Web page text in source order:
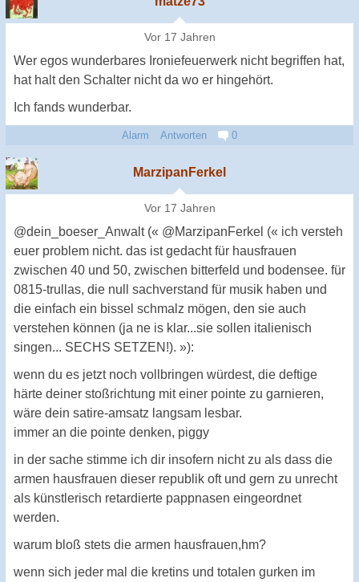
Vor 17 Jahren
Wer egos wunderbares Ironiefeuerwerk nicht begriffen hat,
hat halt den Schalter nicht da wo er hingehört.
Ich fands wunderbar.
Alarm Antworten 0
MarzipanFerkel
Vor 17 Jahren
@dein_boeser_Anwalt (« @MarzipanFerkel (« ich versteh
euer problem nicht. das ist gedacht für hausfrauen
zwischen 40 und 50, zwischen bitterfeld und bodensee. für
0815-trullas, die null sachverstand für musik haben und
die einfach ein bissel schmalz mögen, den sie auch
verstehen können (ja ne is klar...sie sollen italienisch
singen... SECHS SETZEN!). »):
wenn du es jetzt noch vollbringen würdest, die deftige
härte deiner stoßrichtung mit einer pointe zu garnieren,
wäre dein satire-amsatz langsam lesbar.
immer an die pointe denken, piggy
in der sache stimme ich dir insofern nicht zu als dass die
armen hausfrauen dieser republik oft und gern zu unrecht
als künstlerisch retardierte pappnasen eingeordnet
werden.
warum bloß stets die armen hausfrauen,hm?
wenn sich jeder mal die kretins und totalen gurken im